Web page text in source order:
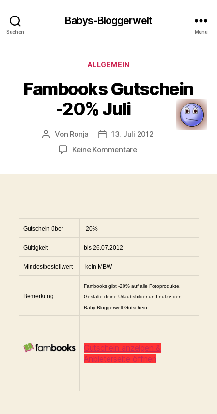
Suchen
Babys-Bloggerwelt
Menü
Kategorien
ALLGEMEIN
Fambooks Gutschein
-20% Juli
Beitragsautor
Von Ronja Veröffentlichungsdatum
13. Juli 2012
Keine Kommentarezu
Gutschein über -20%
Gültigkeit bis 26.07.2012
Mindestbestellwert kein MBW
Bemerkung
Fambooks gibt -20% auf alle Fotoprodukte.
Gestalte deine Urlaubsbilder und nutze den
Baby-Bloggerwelt Gutschein
Gutschein anzeigen &
Anbieterseite öffnen